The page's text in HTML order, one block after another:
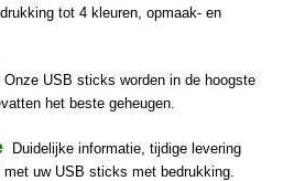
tot 4 kleuren, opmaak- en
Onze USB sticks worden in de hoogste
het beste geheugen.
Duidelijke informatie, tijdige levering
uw USB sticks met bedrukking.